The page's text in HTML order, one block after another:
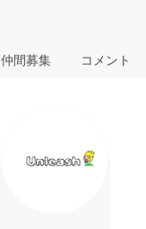
仲間募集 コメント